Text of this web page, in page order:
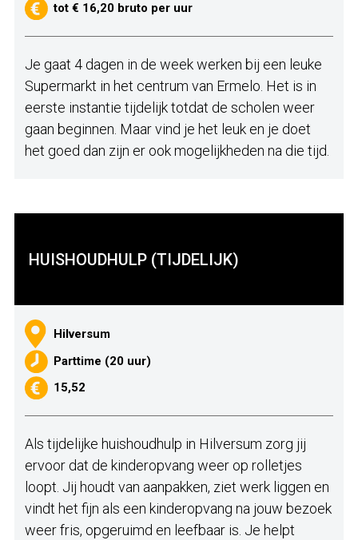
tot € 16,20 bruto per uur
Je gaat 4 dagen in de week werken bij een leuke
Supermarkt in het centrum van Ermelo. Het is in
eerste instantie tijdelijk totdat de scholen weer
gaan beginnen. Maar vind je het leuk en je doet
het goed dan zijn er ook mogelijkheden na die tijd.
HUISHOUDHULP (TIJDELIJK)
Hilversum
Parttime (20 uur)
15,52
Als tijdelijke huishoudhulp in Hilversum zorg jij
ervoor dat de kinderopvang weer op rolletjes
loopt. Jij houdt van aanpakken, ziet werk liggen en
vindt het fijn als een kinderopvang na jouw bezoek
weer fris, opgeruimd en leefbaar is. Je helpt